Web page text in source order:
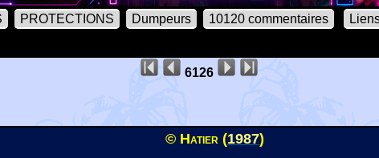
PROTECTIONS Dumpeurs 10120 commentaires
6126
© Hatier (1987)